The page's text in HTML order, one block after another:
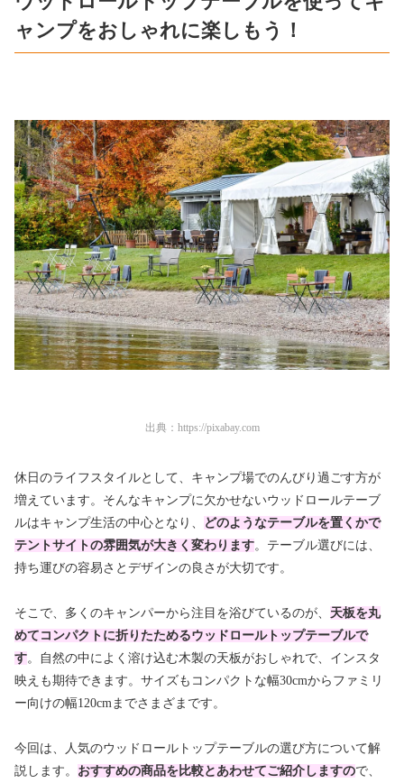
ャンプをおしゃれに楽しもう！
出典： https://pixabay.com
休日のライフスタイルとして、キャンプ場でのんびり過ごす方が
増えています。そんなキャンプに欠かせないウッドロールテーブ
ルはキャンプ生活の中心となり、
どのようなテーブルを置くかで
テントサイトの雰囲気が大きく変わります。テーブル選びには、
持ち運びの容易さとデザインの良さが大切です。
そこで、多くのキャンパーから注目を浴びているのが、 天板を丸
めて コンパクトに折りたためるウッドロールトップテーブルで
す。自然の中によく溶け込む木製の天板がおしゃれで、インスタ
映えも期待できます。サイズもコンパクトな幅30cmからファミリ
ー向けの幅120cmまでさまざまです。
今回は、人気のウッドロールトップテーブルの選び方について解
説します。 おすすめの商品を比較とあわせてご紹介しますので、